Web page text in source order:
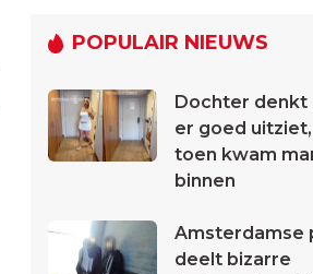
POPULAIR NIEUWS
Dochter denkt
er goed
toen kwam
binnen
Amsterdamse
deelt bizarre